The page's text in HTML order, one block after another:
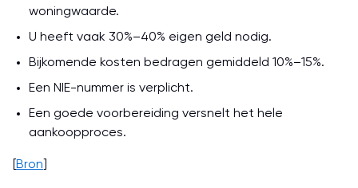
woningwaarde.
U heeft vaak 30%–40% eigen geld nodig.
Bijkomende kosten bedragen gemiddeld 10%–15%.
Een NIE-nummer is verplicht.
Een goede voorbereiding versnelt het hele
aankoopproces.
Bron